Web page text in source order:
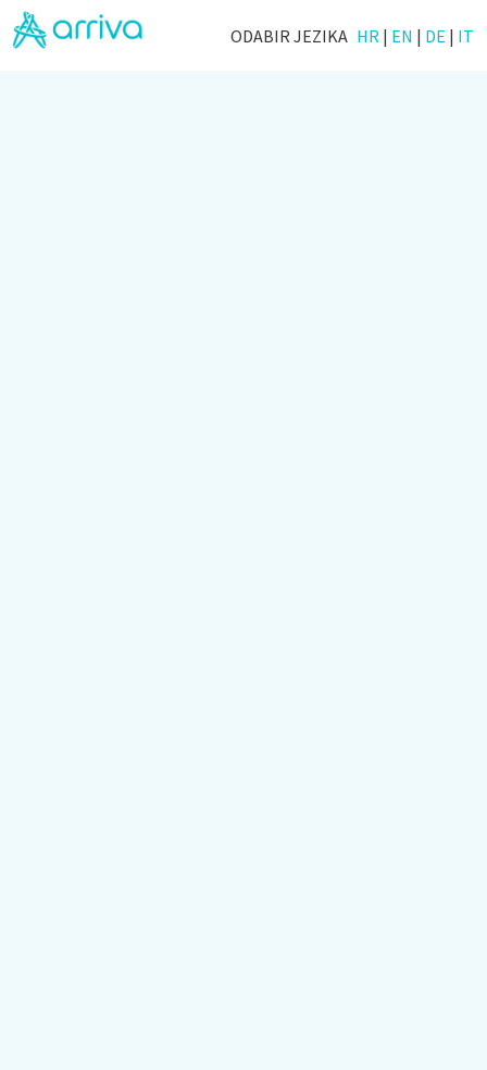
ODABIR JEZIKA HR | EN | DE | IT